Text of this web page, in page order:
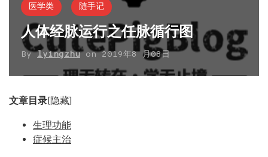
医学类 随手记
人体经脉运行之任脉循行图
Bylyingzhuon2019年8 月08日
文章目录[隐藏]
生理功能
症候主治